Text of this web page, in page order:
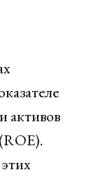
активов